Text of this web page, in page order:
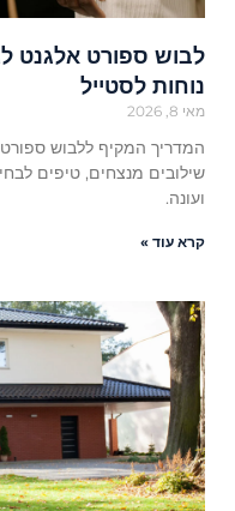
לבוש ספורט אלגנט
נוחות לסטייל
מאי 8, 2026
המדריך המקיף ללבוש ספורט
שילובים מנצחים, טיפים
ועונה.
קרא עוד »